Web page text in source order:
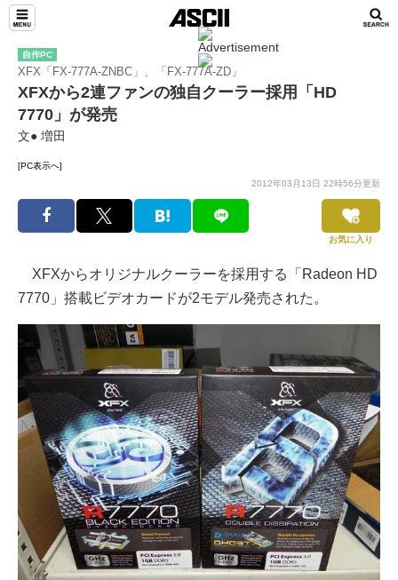
自作PC
XFX「FX-777A-ZNBC」、「FX-777A-ZD」
XFXから2連ファンの独自クーラー採用「HD
7770」が発売
文● 増田
[PC表示へ]
2012年03月13日 22時56分更新
お気に入り
XFXからオリジナルクーラーを採用する「Radeon HD
7770」搭載ビデオカードが2モデル発売された。